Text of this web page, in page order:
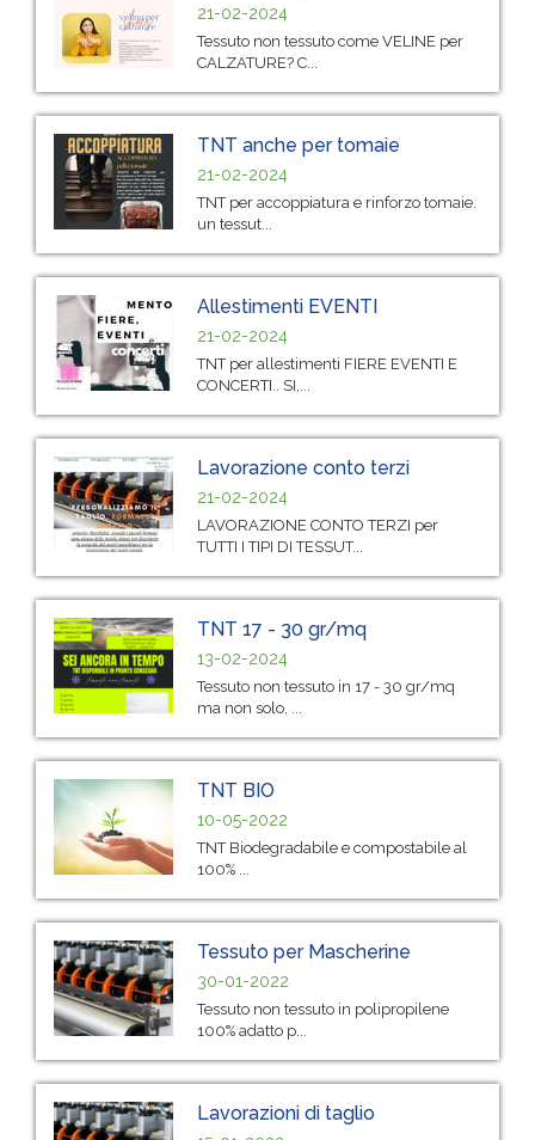
21-02-2024
Tessuto non tessuto come VELINE per
CALZATURE? C...
TNT anche per tomaie
21-02-2024
TNT per accoppiatura e rinforzo tomaie.
un tessut...
Allestimenti EVENTI
21-02-2024
TNT per allestimenti FIERE EVENTI E
CONCERTI.. SI,...
Lavorazione conto terzi
21-02-2024
LAVORAZIONE CONTO TERZI per
TUTTI I TIPI DI TESSUT...
TNT 17 - 30 gr/mq
13-02-2024
Tessuto non tessuto in 17 - 30 gr/mq
ma non solo, ...
TNT BIO
10-05-2022
TNT Biodegradabile e compostabile al
100% ...
Tessuto per Mascherine
30-01-2022
Tessuto non tessuto in polipropilene
100% adatto p...
Lavorazioni di taglio